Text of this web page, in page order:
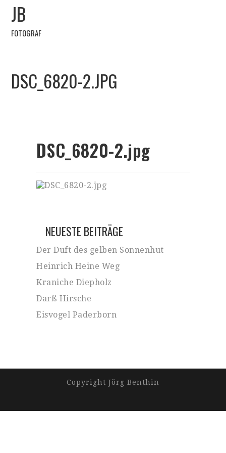
JB
FOTOGRAF
DSC_6820-2.JPG
DSC_6820-2.jpg
NEUESTE BEITRÄGE
Der Duft des gelben Sonnenhut
Heinrich Heine Weg
Kraniche Diepholz
Darß Hirsche
Eisvogel Paderborn
Copyright Jörg Benthin